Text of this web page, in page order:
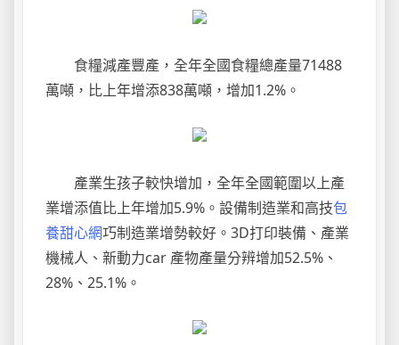
食糧減產豐產，全年全國食糧總產量71488
萬噸，比上年增添838萬噸，增加1.2%。
產業生孩子較快增加，全年全國範圍以上產
業增添值比上年增加5.9%。設備制造業和高技包
養甜心網巧制造業增勢較好。3D打印裝備、產業
機械人、新動力car 產物產量分辨增加52.5%、
28%、25.1%。